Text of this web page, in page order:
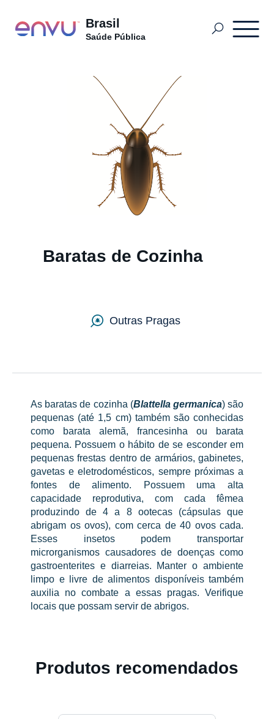
Brasil
Saúde Pública
SitemapBaratas de Cozinha
Outras Pragas
As baratas de cozinha (Blattella germanica) são
pequenas (até 1,5 cm) também são conhecidas
como barata alemã, francesinha ou barata
pequena. Possuem o hábito de se esconder em
pequenas frestas dentro de armários, gabinetes,
gavetas e eletrodomésticos, sempre próximas a
fontes de alimento. Possuem uma alta
capacidade reprodutiva, com cada fêmea
produzindo de 4 a 8 ootecas (cápsulas que
abrigam os ovos), com cerca de 40 ovos cada.
Esses insetos podem transportar
microrganismos causadores de doenças como
gastroenterites e diarreias. Manter o ambiente
limpo e livre de alimentos disponíveis também
auxilia no combate a essas pragas. Verifique
locais que possam servir de abrigos.
Produtos recomendados